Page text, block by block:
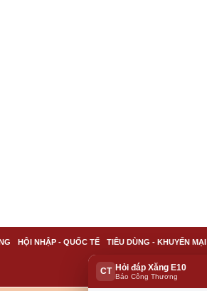
HỘI NHẬP - QUỐC TẾ TIÊU DÙNG - KHUYẾN MẠI
CT Hỏi đáp Xăng E10
Báo Công Thương